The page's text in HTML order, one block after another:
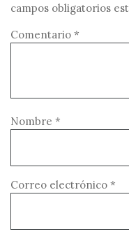
campos obligatorios
Comentario *
Nombre *
Correo electrónico *